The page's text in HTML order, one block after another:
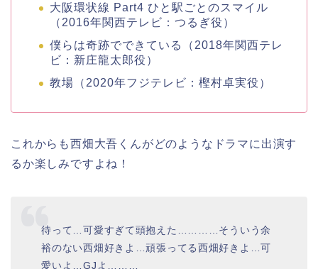
大阪環状線 Part4 ひと駅ごとのスマイル
（2016年関西テレビ：つるぎ役）
僕らは奇跡でできている
（2018年関西テレ
ビ：新庄龍太郎役）
教場（2020年フジテレビ：樫村卓実役）
これからも西畑大吾くんがどのようなドラマに出演す
るか楽しみですよね！
待って…可愛すぎて頭抱えた…………そういう余
裕のない西畑好きよ…頑張ってる西畑好きよ…可
愛いよ…GJよ………